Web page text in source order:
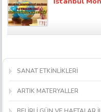
SANAT ETKİNLİKLERİ
ARTIK MATERYALLER